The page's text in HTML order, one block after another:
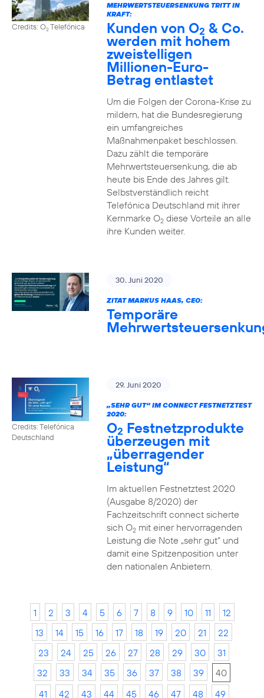
Credits: O2Telefónica
MEHRWERTSTEUERSENKUNG TRITT IN
KRAFT:
Kunden von O2 & Co.
werden mit hohem
zweistelligen
Millionen-Euro-
Betrag entlastet
Um die Folgen der Corona-Krise zu
mildern, hat die Bundesregierung
ein umfangreiches
Maßnahmenpaket beschlossen.
Dazu zählt die temporäre
Mehrwertsteuersenkung, die ab
heute bis Ende des Jahres gilt.
Selbstverständlich reicht
Telefónica Deutschland mit ihrer
Kernmarke O2diese Vorteile an alle
ihre Kunden weiter.
30. Juni 2020
ZITAT MARKUS HAAS, CEO:
Temporäre
Credits: Telefónica
Deutschland
29. Juni 2020
„SEHR GUT“ IM CONNECT FESTNETZTEST
2020:
O2 Festnetzprodukte
überzeugen mit
„überragender
Leistung“
Im aktuellen Festnetztest 2020
(Ausgabe 8/2020) der
Fachzeitschrift connect sicherte
sich O2mit einer hervorragenden
Leistung die Note „sehr gut“ und
damit eine Spitzenposition unter
den nationalen Anbietern.
1 2 3 4 5 6 7 8 9 10 11
12
13
14 15 16 17 18 19 20 21
22
23
24 25 26 27 28 29 30
31
32
33 34 35 36 37 38 39
40
41
42 43 44 45 46 47 48 49